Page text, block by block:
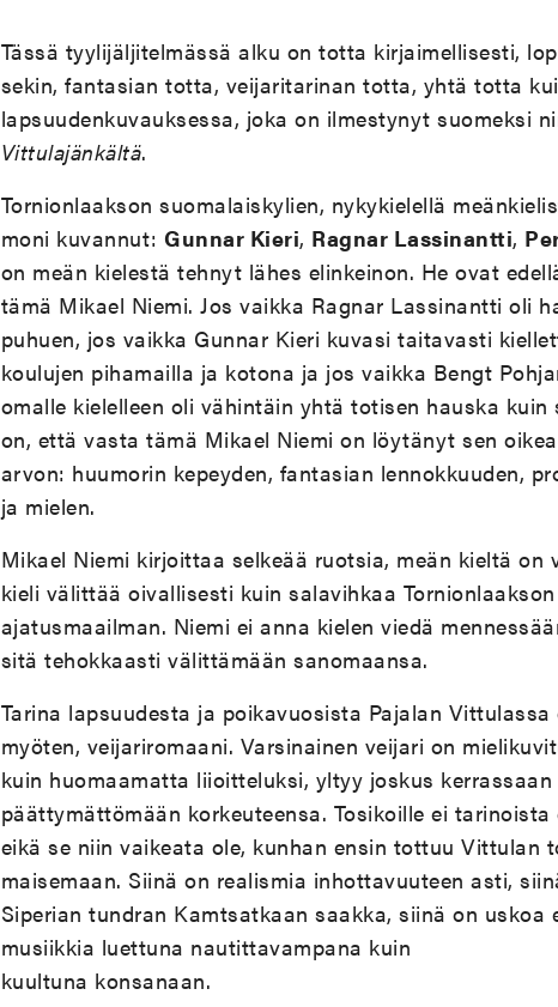
Tässä tyylijäljitelmässä alku on totta kirjaimellisesti,
sekin, fantasian totta, veijaritarinan totta, yhtä totta
lapsuudenkuvauksessa, joka on ilmestynyt suomeksi
Vittulajänkältä.
Tornionlaakson suomalaiskylien, nykykielellä
moni kuvannut: Gunnar Kieri, Ragnar Lassinantti,
on meän kielestä tehnyt lähes elinkeinon. He ovat
tämä Mikael Niemi. Jos vaikka Ragnar Lassinantti oli
puhuen, jos vaikka Gunnar Kieri kuvasi taitavasti
koulujen pihamailla ja kotona ja jos vaikka Bengt
omalle kielelleen oli vähintäin yhtä totisen hauska
on, että vasta tämä Mikael Niemi on löytänyt sen
arvon: huumorin kepeyden, fantasian lennokkuuden,
ja mielen.
Mikael Niemi kirjoittaa selkeää ruotsia, meän kieltä on
kieli välittää oivallisesti kuin salavihkaa
ajatusmaailman. Niemi ei anna kielen viedä
sitä tehokkaasti välittämään sanomaansa.
Tarina lapsuudesta ja poikavuosista Pajalan
myöten, veijariromaani. Varsinainen veijari on
kuin huomaamatta liioitteluksi, yltyy joskus
päättymättömään korkeuteensa. Tosikoille ei
eikä se niin vaikeata ole, kunhan ensin tottuu Vittulan
maisemaan. Siinä on realismia inhottavuuteen asti,
Siperian tundran Kamtsatkaan saakka, siinä on uskoa
musiikkia luettuna nautittavampana kuin
kuultuna konsanaan.